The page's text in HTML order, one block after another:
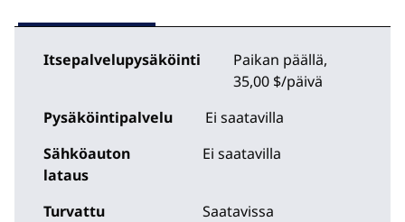
Itsepalvelupysäköinti Paikan päällä,
35,00 $/päivä
Pysäköintipalvelu
Ei saatavilla
Sähköauton
lataus
Ei saatavilla
Turvattu
Saatavissa